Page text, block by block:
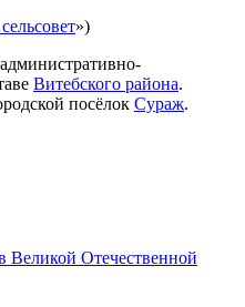
»)
Витебского района.
посёлок Сураж.
Великой Отечественной